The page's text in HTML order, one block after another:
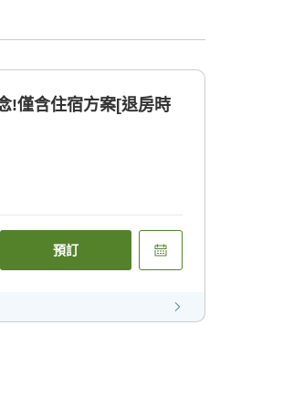
!僅含住宿方案[退房時
預訂